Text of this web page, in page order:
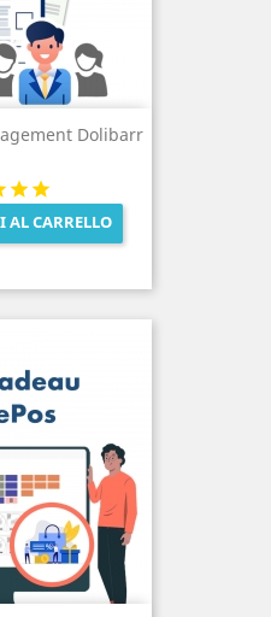
Dolibarr
AL CARRELLO